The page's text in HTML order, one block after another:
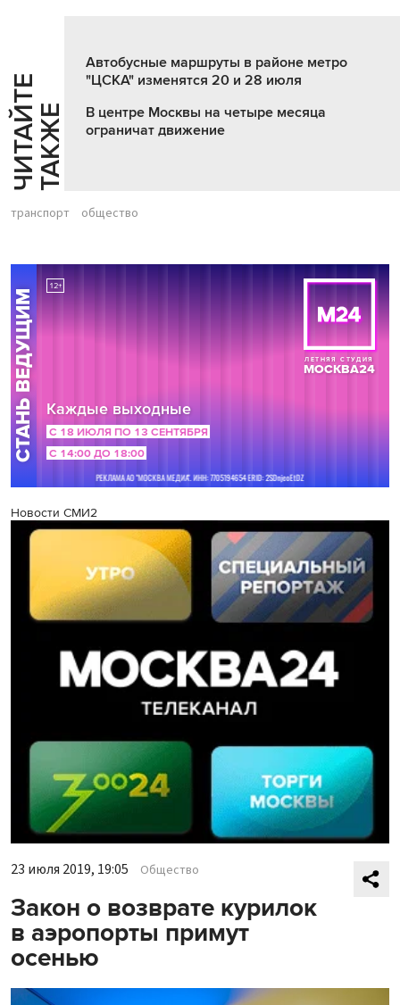
Ч
И
Т
АЙ
Т
Е
Т
А
К
ЖЕ
Автобусные маршруты в районе метро
"ЦСКА" изменятся 20 и 28 июля
В центре Москвы на четыре месяца
ограничат движение
транспорт общество
Новости СМИ2
23 июля 2019, 19:05 Общество
Закон о возврате курилок
в аэропорты примут
осенью